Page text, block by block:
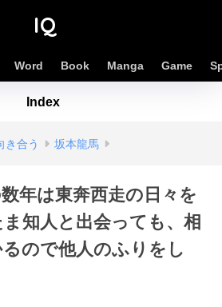
IQ
Word Book Manga Game
Index
き合う 坂本龍馬
年は東奔西走の日々を
知人と出会っても、相
ので他人のふりをし